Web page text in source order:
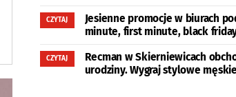
CZYTAJ
Jesienne promocje w biurach
minute, first minute, black
CZYTAJ
Recman w Skierniewicach
urodziny. Wygraj stylowe